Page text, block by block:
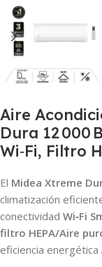
Aire
Dura 12 000
Wi‑Fi, Filtro
El Midea Xtreme
climatización
conectividadWi‑Fi
filtro HEPA/Aire
eficiencia energética